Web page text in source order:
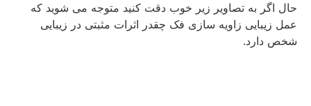
حال اگر به تصاویر زیر خوب دقت کنید متوجه می شوید که
عمل زیبایی زاویه سازی فک چقدر اثرات مثبتی در زیبایی
شخص دارد.